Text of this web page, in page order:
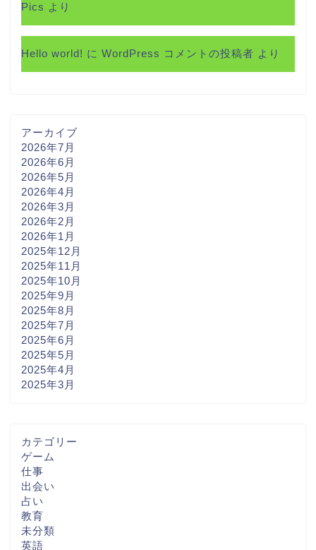
Pics より
Hello world! に WordPress コメントの投稿者 より
アーカイブ
2026年7月
2026年6月
2026年5月
2026年4月
2026年3月
2026年2月
2026年1月
2025年12月
2025年11月
2025年10月
2025年9月
2025年8月
2025年7月
2025年6月
2025年5月
2025年4月
2025年3月
カテゴリー
ゲーム
仕事
出会い
占い
教育
未分類
英語